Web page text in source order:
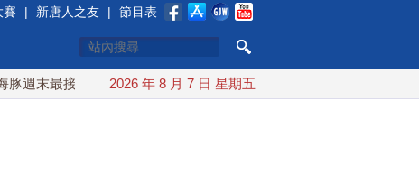
賽 | 新唐人之友 | 節目表
接近台灣 最快9日可能登陸中國 台灣漢光首結合城鎮演習 AIT
2026 年 8 月 7 日 星期五